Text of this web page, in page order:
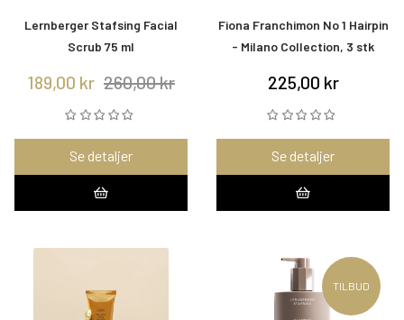
Lernberger Stafsing Facial
Scrub 75 ml
189,00 kr 260,00 kr
Se detaljer
Fiona Franchimon No 1 Hairpin
- Milano Collection, 3 stk
225,00 kr
Se detaljer
TILBUD